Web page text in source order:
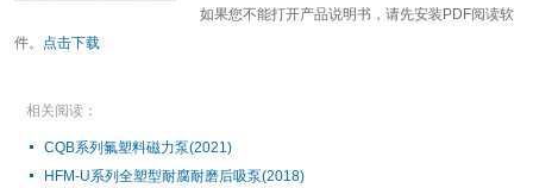
如果您不能打开产品说明书，请先安装PDF阅读软
件。 点击下载
相关阅读：
CQB系列氟塑料磁力泵(2021)
HFM-U系列全塑型耐腐耐磨后吸泵(2018)